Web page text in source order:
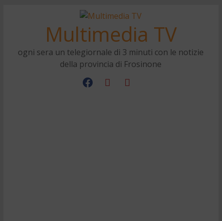
Multimedia TV
ogni sera un telegiornale di 3 minuti con le notizie
della provincia di Frosinone